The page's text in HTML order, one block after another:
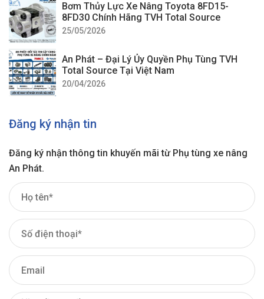
Bơm Thủy Lực Xe Nâng Toyota 8FD15-
8FD30 Chính Hãng TVH Total Source
25/05/2026
An Phát – Đại Lý Ủy Quyền Phụ Tùng TVH
Total Source Tại Việt Nam
20/04/2026
Đăng ký nhận tin
Đăng ký nhận thông tin khuyến mãi từ Phụ tùng xe nâng
An Phát.